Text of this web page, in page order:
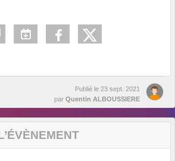
Publié le 23 sept. 2021
par Quentin ALBOUSSIERE